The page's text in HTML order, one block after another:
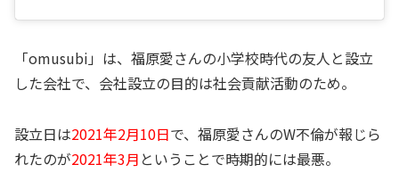
「omusubi」は、福原愛さんの小学校時代の友人と設立
した会社で、会社設立の目的は社会貢献活動のため。
設立日は2021年2月10日で、福原愛さんのW不倫が報じら
れたのが2021年3月 ということで時期的には最悪。